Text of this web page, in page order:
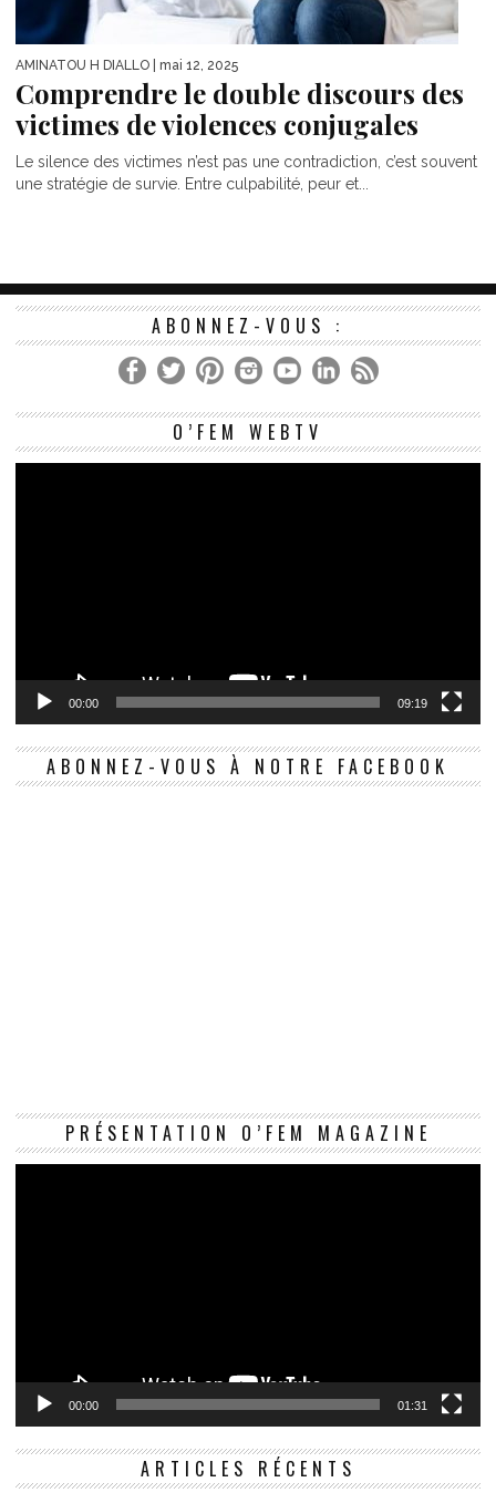
AMINATOU H DIALLO | mai 12, 2025
Comprendre le double discours des
victimes de violences conjugales
Le silence des victimes n’est pas une contradiction, c’est souvent
une stratégie de survie. Entre culpabilité, peur et...
ABONNEZ-VOUS :
O’FEM WEBTV
00:00 09:19
ABONNEZ-VOUS À NOTRE FACEBOOK
PRÉSENTATION O’FEM MAGAZINE
00:00 01:31
ARTICLES RÉCENTS